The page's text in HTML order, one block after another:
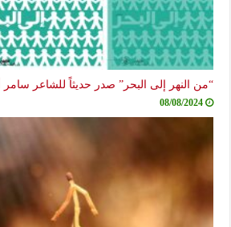
“من النهر إلى البحر” صدر حديثاً للشاعر
08/08/2024